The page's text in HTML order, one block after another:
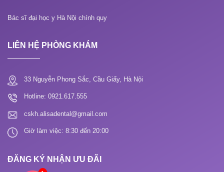
Bác sĩ đại học y Hà Nội chính quy
LIÊN HỆ PHÒNG KHÁM
33 Nguyễn Phong Sắc, Cầu Giấy, Hà Nội
Hotline: 0921.617.555
cskh.alisadental@gmail.com
Giờ làm việc: 8:30 đến 20:00
ĐĂNG KÝ NHẬN ƯU ĐÃI